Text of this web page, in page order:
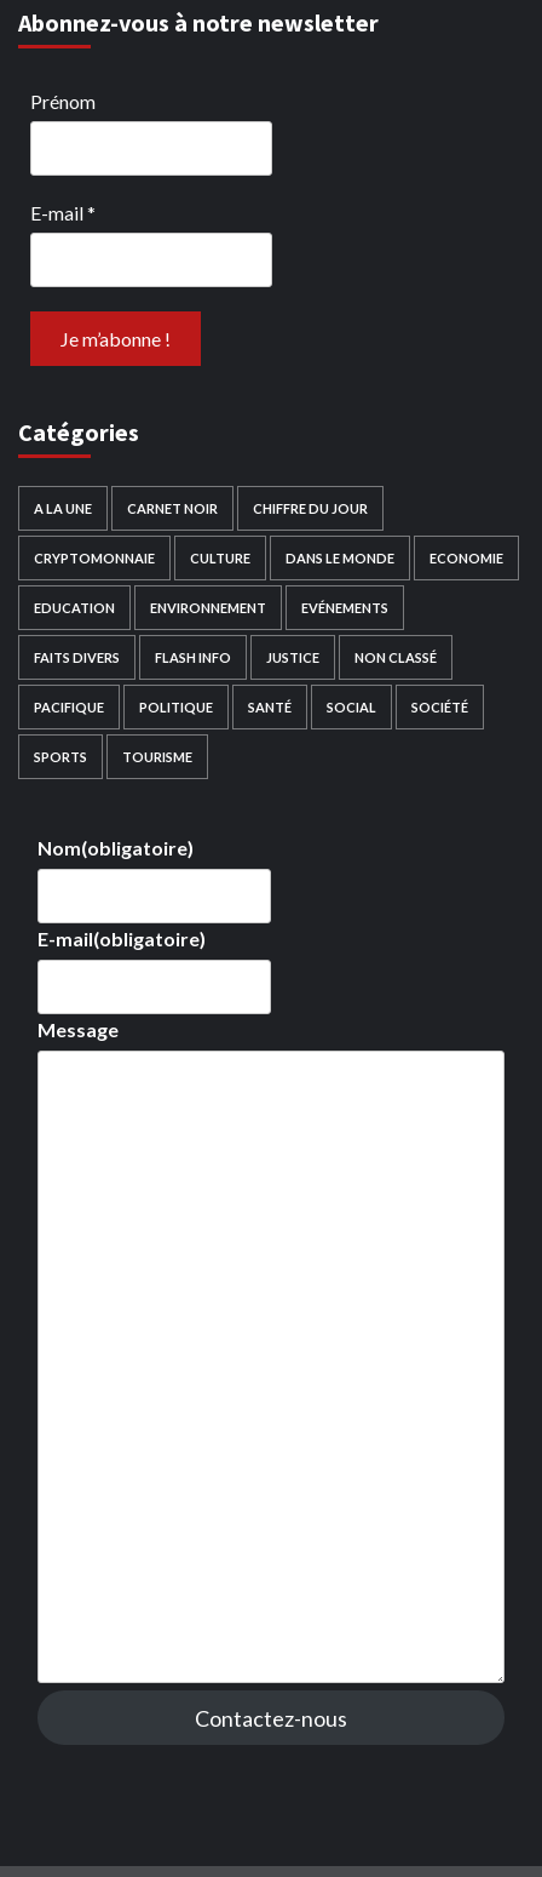
Abonnez-vous à notre newsletter
Prénom
E-mail*
Catégories
A LA UNE CARNET NOIR CHIFFRE DU JOUR
CRYPTOMONNAIE CULTURE DANS LE MONDE ECONOMIE
EDUCATION ENVIRONNEMENT EVÉNEMENTS
FAITS DIVERS FLASH INFO JUSTICE NON CLASSÉ
PACIFIQUE POLITIQUE SANTÉ SOCIAL SOCIÉTÉ
SPORTS TOURISME
Nom(obligatoire)
E-mail(obligatoire)
Message
Contactez-nous